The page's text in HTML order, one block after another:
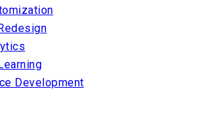
Development